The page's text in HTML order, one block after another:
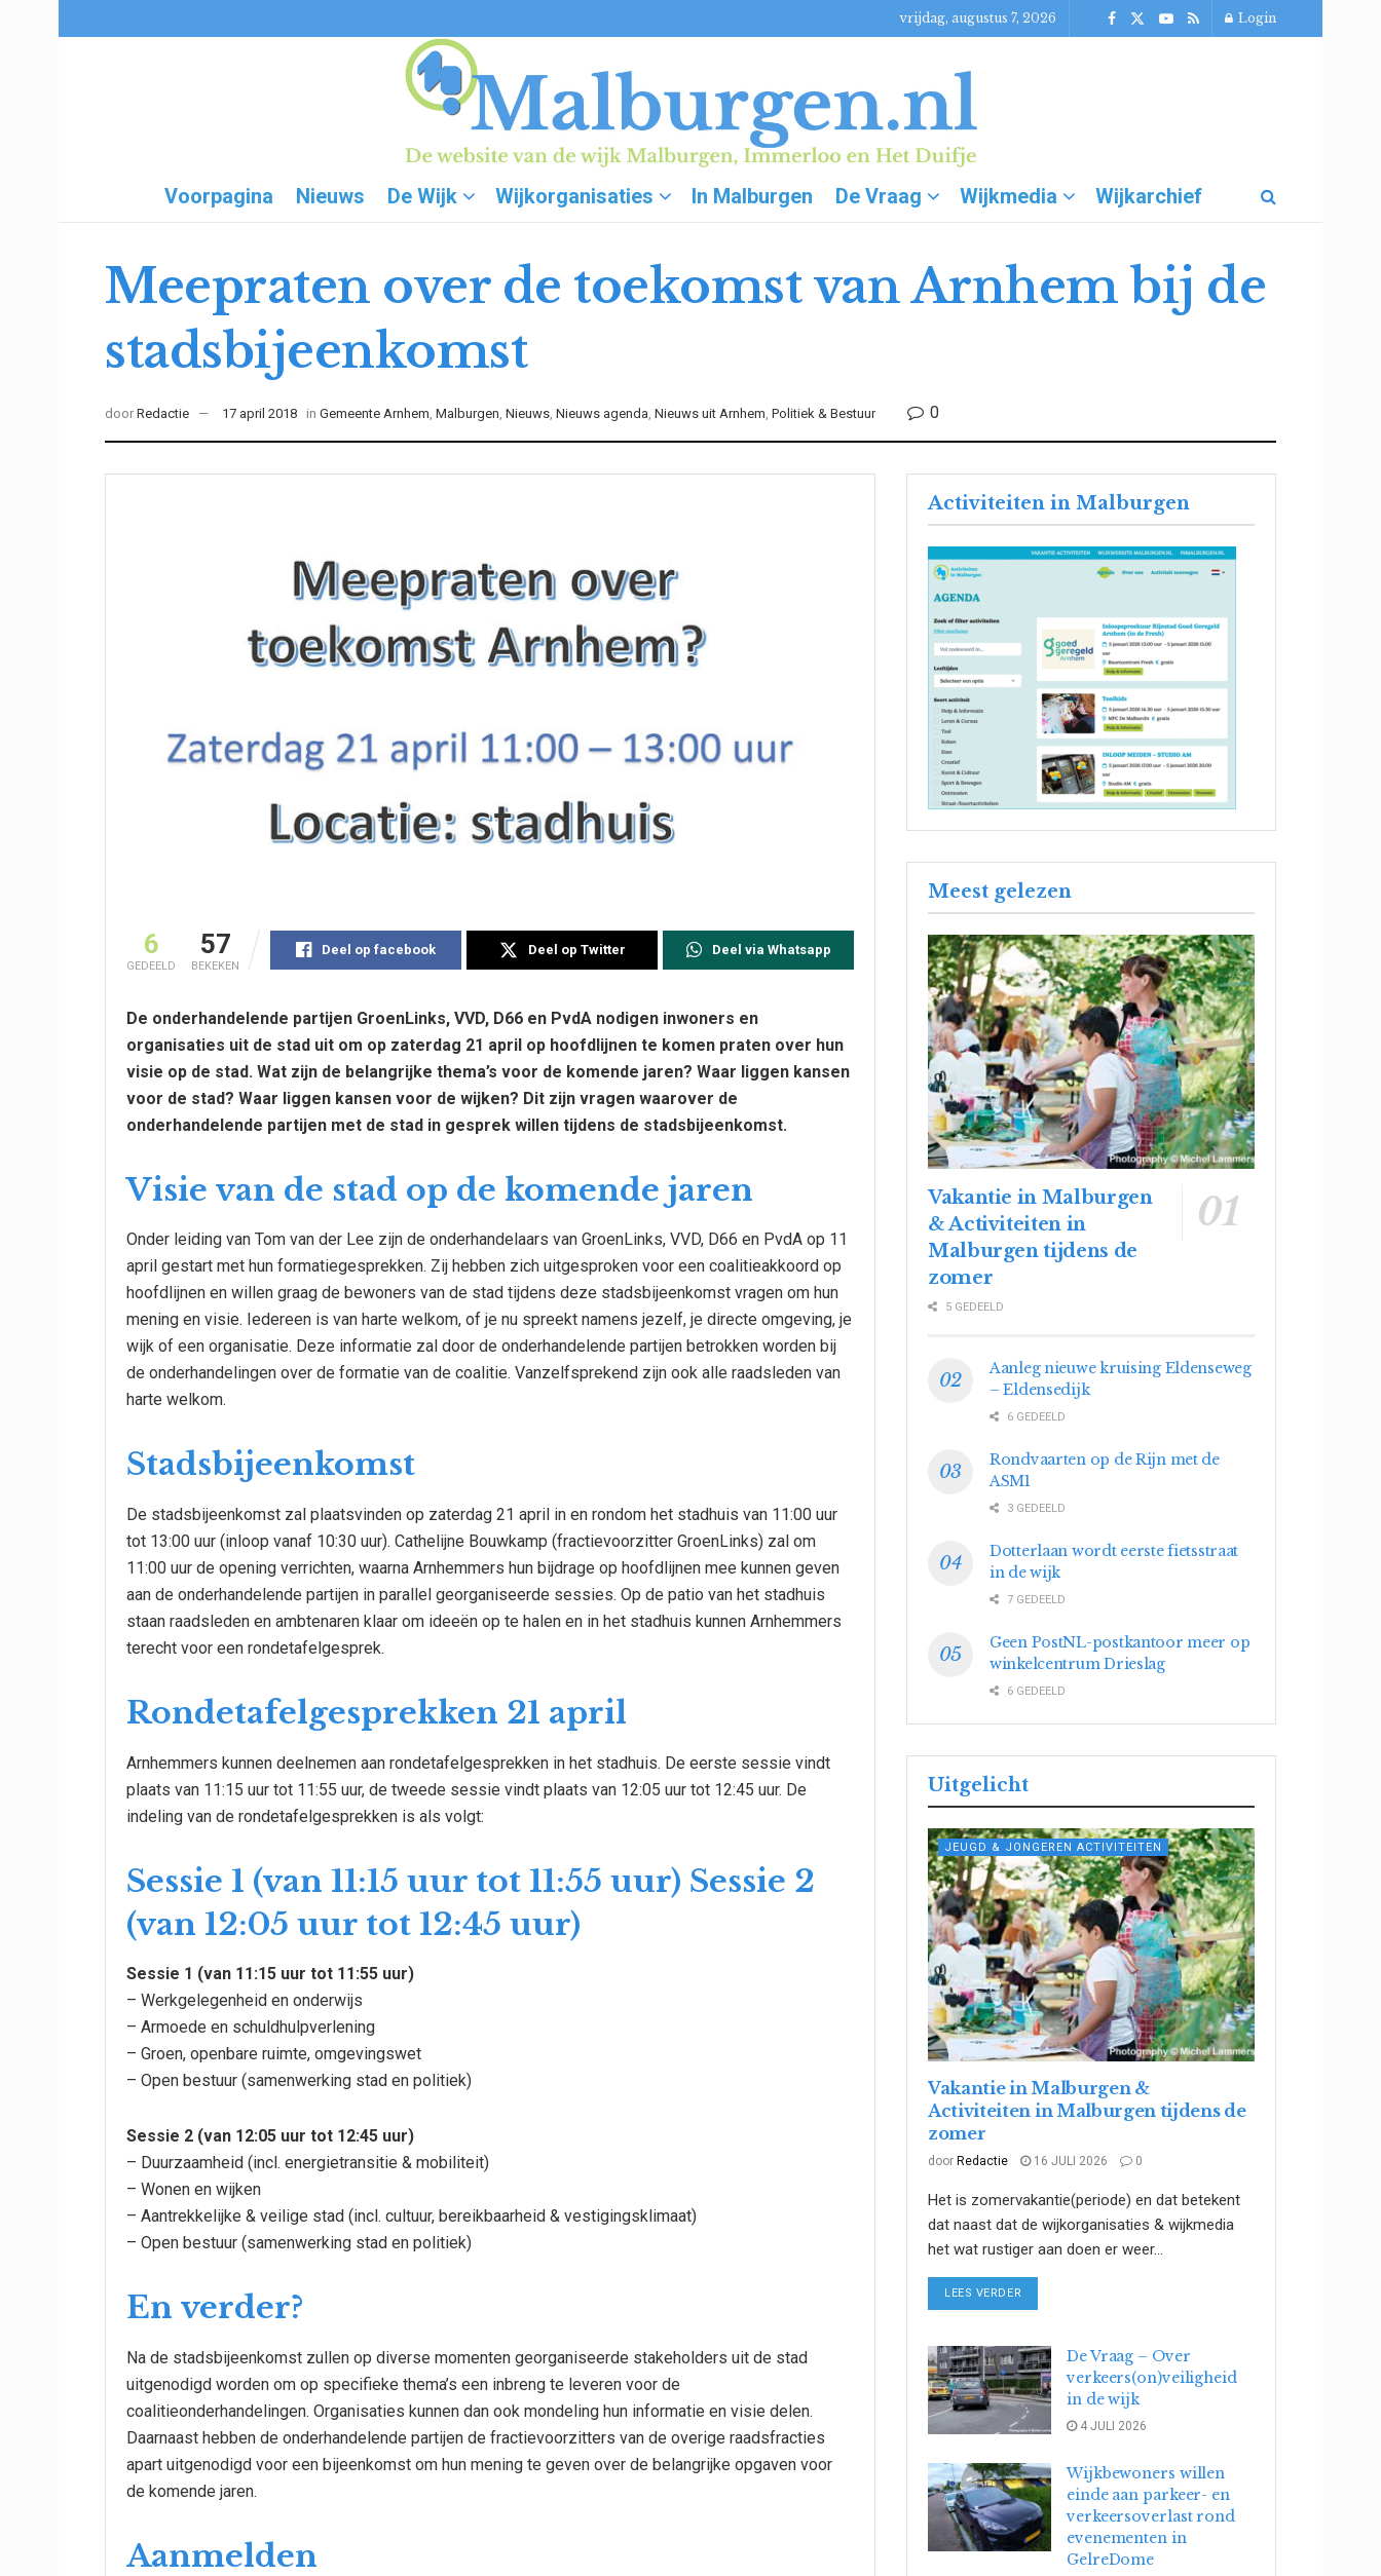
vrijdag, augustus 7, 2026 Login
Voorpagina Nieuws De Wijk Wijkorganisaties In Malburgen De Vraag Wijkmedia Wijkarchief
Meepraten over de toekomst van Arnhem bij de
stadsbijeenkomst
door Redactie 17 april 2018 in Gemeente Arnhem, Malburgen, Nieuws, Nieuws agenda, Nieuws uit Arnhem, Politiek & Bestuur 0
6
GEDEELD
57
BEKEKEN
Deel op facebook Deel op Twitter Deel via Whatsapp
De onderhandelende partijen GroenLinks, VVD, D66 en PvdA nodigen inwoners en
organisaties uit de stad uit om op zaterdag 21 april op hoofdlijnen te komen praten over hun
visie op de stad. Wat zijn de belangrijke thema’s voor de komende jaren? Waar liggen kansen
voor de stad? Waar liggen kansen voor de wijken? Dit zijn vragen waarover de
onderhandelende partijen met de stad in gesprek willen tijdens de stadsbijeenkomst.
Visie van de stad op de komende jaren
Onder leiding van Tom van der Lee zijn de onderhandelaars van GroenLinks, VVD, D66 en PvdA op 11
april gestart met hun formatiegesprekken. Zij hebben zich uitgesproken voor een coalitieakkoord op
hoofdlijnen en willen graag de bewoners van de stad tijdens deze stadsbijeenkomst vragen om hun
mening en visie. Iedereen is van harte welkom, of je nu spreekt namens jezelf, je directe omgeving, je
wijk of een organisatie. Deze informatie zal door de onderhandelende partijen betrokken worden bij
de onderhandelingen over de formatie van de coalitie. Vanzelfsprekend zijn ook alle raadsleden van
harte welkom.
Stadsbijeenkomst
De stadsbijeenkomst zal plaatsvinden op zaterdag 21 april in en rondom het stadhuis van 11:00 uur
tot 13:00 uur (inloop vanaf 10:30 uur). Cathelijne Bouwkamp (fractievoorzitter GroenLinks) zal om
11:00 uur de opening verrichten, waarna Arnhemmers hun bijdrage op hoofdlijnen mee kunnen geven
aan de onderhandelende partijen in parallel georganiseerde sessies. Op de patio van het stadhuis
staan raadsleden en ambtenaren klaar om ideeën op te halen en in het stadhuis kunnen Arnhemmers
terecht voor een rondetafelgesprek.
Rondetafelgesprekken 21 april
Arnhemmers kunnen deelnemen aan rondetafelgesprekken in het stadhuis. De eerste sessie vindt
plaats van 11:15 uur tot 11:55 uur, de tweede sessie vindt plaats van 12:05 uur tot 12:45 uur. De
indeling van de rondetafelgesprekken is als volgt:
Sessie 1 (van 11:15 uur tot 11:55 uur) Sessie 2
(van 12:05 uur tot 12:45 uur)
Sessie 1 (van 11:15 uur tot 11:55 uur)
– Werkgelegenheid en onderwijs
– Armoede en schuldhulpverlening
– Groen, openbare ruimte, omgevingswet
– Open bestuur (samenwerking stad en politiek)
Sessie 2 (van 12:05 uur tot 12:45 uur)
– Duurzaamheid (incl. energietransitie & mobiliteit)
– Wonen en wijken
– Aantrekkelijke & veilige stad (incl. cultuur, bereikbaarheid & vestigingsklimaat)
– Open bestuur (samenwerking stad en politiek)
En verder?
Na de stadsbijeenkomst zullen op diverse momenten georganiseerde stakeholders uit de stad
uitgenodigd worden om op specifieke thema’s een inbreng te leveren voor de
coalitieonderhandelingen. Organisaties kunnen dan ook mondeling hun informatie en visie delen.
Daarnaast hebben de onderhandelende partijen de fractievoorzitters van de overige raadsfracties
apart uitgenodigd voor een bijeenkomst om hun mening te geven over de belangrijke opgaven voor
de komende jaren.
Aanmelden
Activiteiten in Malburgen
Meest gelezen
Vakantie in Malburgen
& Activiteiten in
Malburgen tijdens de
zomer
5 GEDEELD
Aanleg nieuwe kruising Eldenseweg
– Eldensedijk
6 GEDEELD
Rondvaarten op de Rijn met de
ASM1
3 GEDEELD
Dotterlaan wordt eerste fietsstraat
in de wijk
7 GEDEELD
Geen PostNL-postkantoor meer op
winkelcentrum Drieslag
6 GEDEELD
Uitgelicht
JEUGD & JONGEREN ACTIVITEITEN
Vakantie in Malburgen &
Activiteiten in Malburgen tijdens de
zomer
door Redactie 16 JULI 2026 0
Het is zomervakantie(periode) en dat betekent
dat naast dat de wijkorganisaties & wijkmedia
het wat rustiger aan doen er weer...
LEES VERDER
De Vraag – Over
verkeers(on)veiligheid
in de wijk
4 JULI 2026
Wijkbewoners willen
einde aan parkeer- en
verkeersoverlast rond
evenementen in
GelreDome